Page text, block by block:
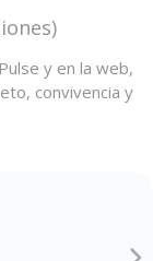
y en la web,
convivencia y